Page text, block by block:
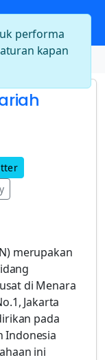
(BSN)
merupakan
di Menara
Jakarta
pada
Indonesia
ini
performa
kapan